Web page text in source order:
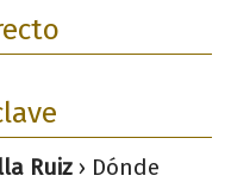
Ruiz › Dónde